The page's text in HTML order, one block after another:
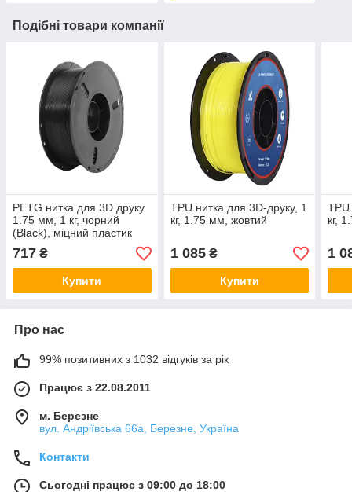
Подібні товари компанії
PETG нитка для 3D друку
1.75 мм, 1 кг, чорний
(Black), міцний пластик
717 ₴
Купити
TPU нитка для 3D-друку, 1
кг, 1.75 мм, жовтий
1 085₴
Купити
TPU
кг,
1
Про нас
99% позитивних з 1032 відгуків за рік
Працює з 22.08.2011
м. Березне
вул. Андріївська 66а, Березне, Україна
Контакти
Сьогодні працює з 09:00 до 18:00